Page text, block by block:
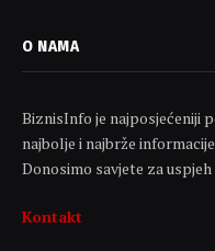
O NAMA
BiznisInfo je najposjećeniji
najbolje i najbrže
Donosimo savjete za
Kontakt